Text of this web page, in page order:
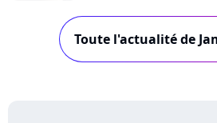
Toute l'actualité de